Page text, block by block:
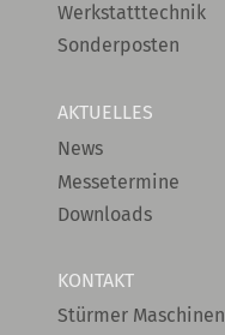
Werkstatttechnik
Sonderposten
AKTUELLES
News
Messetermine
Downloads
KONTAKT
Stürmer Maschinen